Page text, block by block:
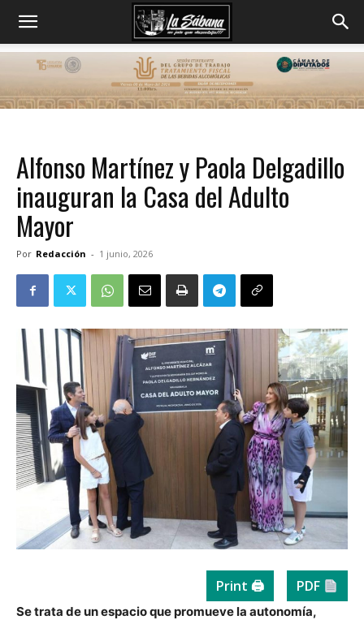
Alfonso Martínez y Paola Delgadillo
inauguran la Casa del Adulto
Mayor
Por Redacción - 1 junio, 2026
Print 🖨 PDF
Se trata de un espacio que promueve la autonomía,